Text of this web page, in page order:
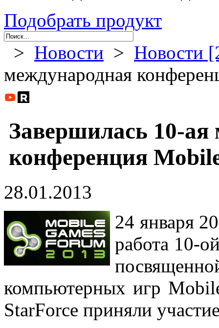
Подобрать продукт
> Новости > Новости
международная
Завершилась 10-
конференция
28.01.2013
24 января
работа 10-
компьютерных игр
StarForce приняли